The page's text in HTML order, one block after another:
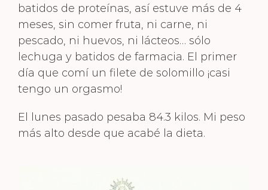
batidos de proteínas, así estuve más de 4
meses, sin comer fruta, ni carne, ni
pescado, ni huevos, ni lácteos… sólo
lechuga y batidos de farmacia. El primer
día que comí un filete de solomillo ¡casi
tengo un orgasmo!
El lunes pasado pesaba 84.3 kilos. Mi peso
más alto desde que acabé la dieta.